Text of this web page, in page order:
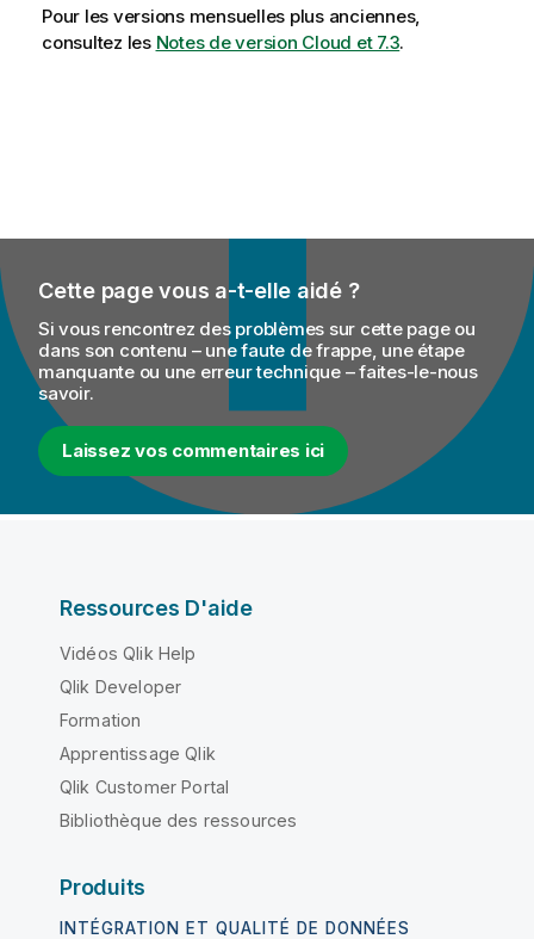
Pour les versions mensuelles plus anciennes,
consultez les Notes de version Cloud et 7.3.
Cette page vous a-t-elle aidé ?
Si vous rencontrez des problèmes sur cette page ou
dans son contenu – une faute de frappe, une étape
manquante ou une erreur technique – faites-le-nous
savoir.
Laissez vos commentaires ici
Ressources D'aide
Vidéos Qlik Help
Qlik Developer
Formation
Apprentissage Qlik
Qlik Customer Portal
Bibliothèque des ressources
Produits
INTÉGRATION ET QUALITÉ DE DONNÉES